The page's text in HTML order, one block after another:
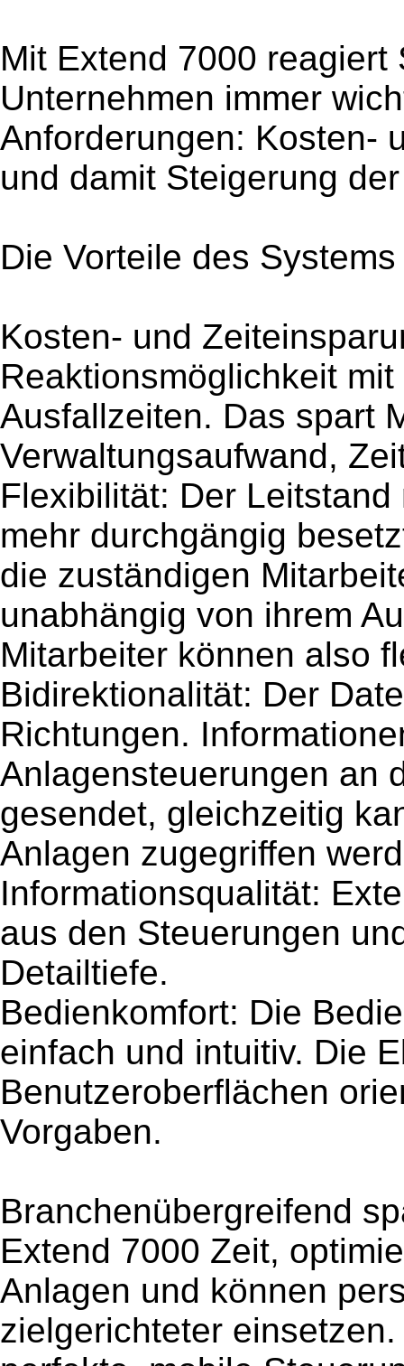
Mit Extend 7000 reagiert
Unternehmen immer
Anforderungen: Kosten-
und damit Steigerung
Die Vorteile des
Kosten- und
Reaktionsmöglichkeit
Ausfallzeiten. Das spart
Verwaltungsaufwand,
Flexibilität: Der
mehr durchgängig
die zuständigen
unabhängig von ihrem
Mitarbeiter können also
Bidirektionalität: Der
Richtungen.
Anlagensteuerungen an
gesendet, gleichzeitig
Anlagen zugegriffen
Informationsqualität:
aus den Steuerungen
Detailtiefe.
Bedienkomfort: Die
einfach und intuitiv. Die
Benutzeroberflächen
Vorgaben.
Branchenübergreifend
Extend 7000 Zeit,
Anlagen und können
zielgerichteter